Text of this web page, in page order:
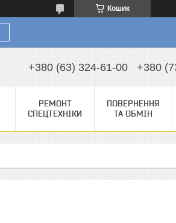
Кошик
+380 (63) 324-61-00 +380
РЕМОНТ
СПЕЦТЕХНІКИ
ПОВЕРНЕННЯ
ТА ОБМІН